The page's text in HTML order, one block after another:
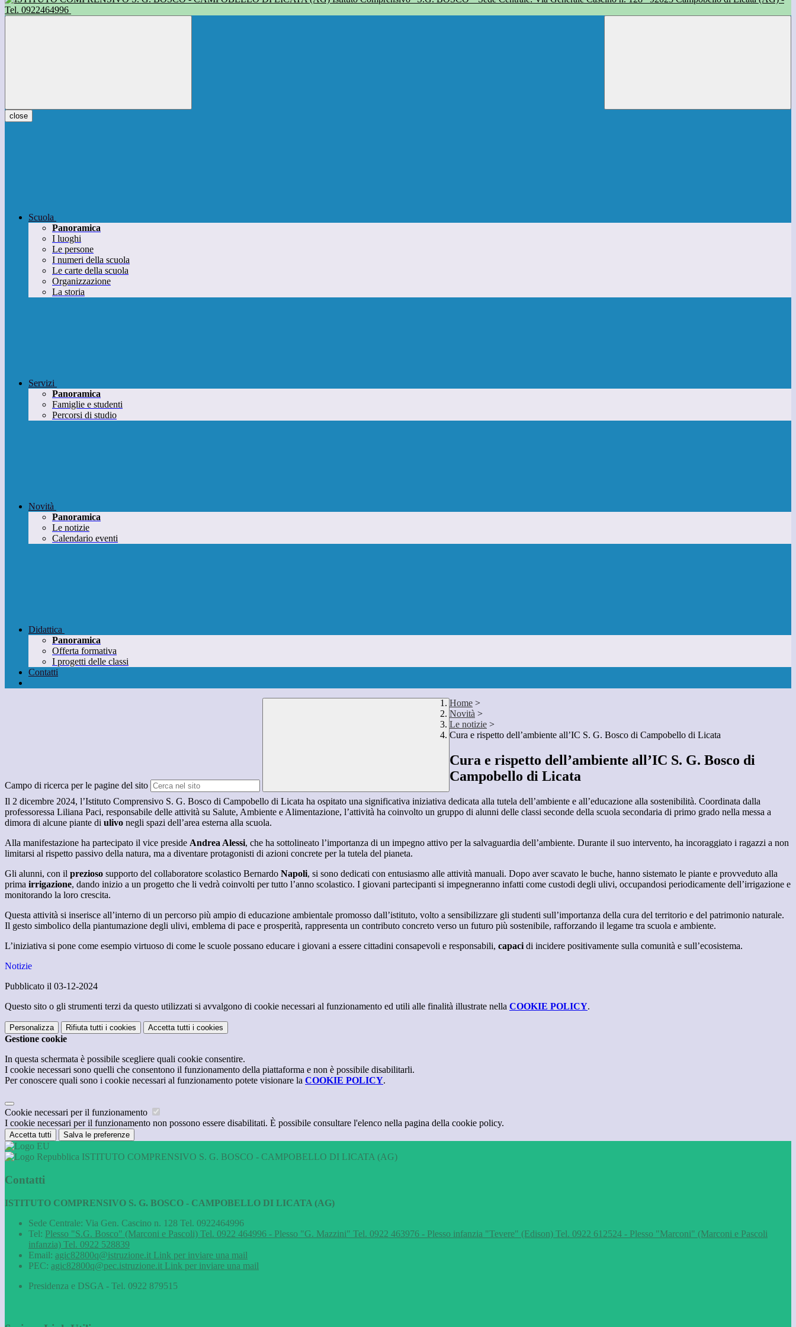
Tel. 0922464996
close
Scuola
Panoramica
I luoghi
Le persone
I numeri della scuola
Le carte della scuola
Organizzazione
La storia
Servizi
Panoramica
Famiglie e studenti
Percorsi di studio
Novità
Panoramica
Le notizie
Calendario eventi
Didattica
Panoramica
Offerta formativa
I progetti delle classi
Contatti
Campo di ricerca per le pagine del sito
Home >
Novità >
Le notizie >
Cura e rispetto dell’ambiente all’IC S. G. Bosco di Campobello di Licata
Cura e rispetto dell’ambiente all’IC S. G. Bosco di
Campobello di Licata
Il 2 dicembre 2024, l’Istituto Comprensivo S. G. Bosco di Campobello di Licata ha ospitato una significativa iniziativa dedicata alla tutela dell’ambiente e all’educazione alla sostenibilità. Coordinata dalla
professoressa Liliana Paci, responsabile delle attività su Salute, Ambiente e Alimentazione, l’attività ha coinvolto un gruppo di alunni delle classi seconde della scuola secondaria di primo grado nella messa a
dimora di alcune piante di ulivo negli spazi dell’area esterna alla scuola.
Alla manifestazione ha partecipato il vice preside Andrea Alessi, che ha sottolineato l’importanza di un impegno attivo per la salvaguardia dell’ambiente. Durante il suo intervento, ha incoraggiato i ragazzi a non
limitarsi al rispetto passivo della natura, ma a diventare protagonisti di azioni concrete per la tutela del pianeta.
Gli alunni, con il prezioso supporto del collaboratore scolastico Bernardo Napoli, si sono dedicati con entusiasmo alle attività manuali. Dopo aver scavato le buche, hanno sistemato le piante e provveduto alla
prima irrigazione, dando inizio a un progetto che li vedrà coinvolti per tutto l’anno scolastico. I giovani partecipanti si impegneranno infatti come custodi degli ulivi, occupandosi periodicamente dell’irrigazione e
monitorando la loro crescita.
Questa attività si inserisce all’interno di un percorso più ampio di educazione ambientale promosso dall’istituto, volto a sensibilizzare gli studenti sull’importanza della cura del territorio e del patrimonio naturale.
Il gesto simbolico della piantumazione degli ulivi, emblema di pace e prosperità, rappresenta un contributo concreto verso un futuro più sostenibile, rafforzando il legame tra scuola e ambiente.
L’iniziativa si pone come esempio virtuoso di come le scuole possano educare i giovani a essere cittadini consapevoli e responsabili, capaci di incidere positivamente sulla comunità e sull’ecosistema.
Notizie
Pubblicato il 03-12-2024
Questo sito o gli strumenti terzi da questo utilizzati si avvalgono di cookie necessari al funzionamento ed utili alle finalità illustrate nella COOKIE POLICY.
Personalizza Rifiuta tutti i cookies Accetta tutti i cookies
Gestione cookie
In questa schermata è possibile scegliere quali cookie consentire.
I cookie necessari sono quelli che consentono il funzionamento della piattaforma e non è possibile disabilitarli.
Per conoscere quali sono i cookie necessari al funzionamento potete visionare la COOKIE POLICY.
Cookie necessari per il funzionamento
I cookie necessari per il funzionamento non possono essere disabilitati. È possibile consultare l'elenco nella pagina della cookie policy.
Accetta tutti Salva le preferenze
ISTITUTO COMPRENSIVO S. G. BOSCO - CAMPOBELLO DI LICATA (AG)
Contatti
ISTITUTO COMPRENSIVO S. G. BOSCO - CAMPOBELLO DI LICATA (AG)
Sede Centrale: Via Gen. Cascino n. 128 Tel. 0922464996
Tel: Plesso "S.G. Bosco" (Marconi e Pascoli) Tel. 0922 464996 - Plesso "G. Mazzini" Tel. 0922 463976 - Plesso infanzia "Tevere" (Edison) Tel. 0922 612524 - Plesso "Marconi" (Marconi e Pascoli
infanzia) Tel. 0922 528839
Email: agic82800q@istruzione.it Link per inviare una mail
PEC: agic82800q@pec.istruzione.it Link per inviare una mail
Presidenza e DSGA - Tel. 0922 879515